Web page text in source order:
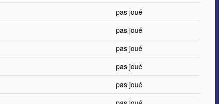
pas joué
pas joué
pas joué
pas joué
pas joué